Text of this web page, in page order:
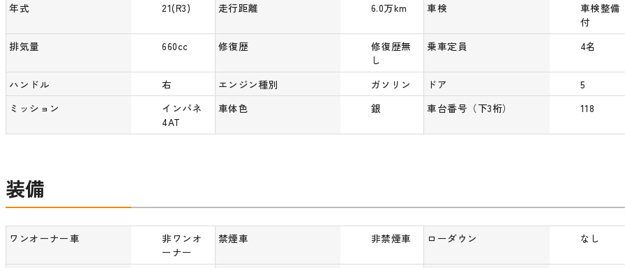
年式 21(R3) 走行距離 6.0万km 車検
車検整備
付
排気量
660cc 修復歴
修復歴無
し
乗車定員 4名
ハンドル 右 エンジン種別 ガソリン ドア
5
ミッション
インパネ
4AT
車体色 銀 車台番号（下3桁） 118
装備
ワンオーナー車
非ワンオ
ーナー
禁煙車 非禁煙車 ローダウン なし